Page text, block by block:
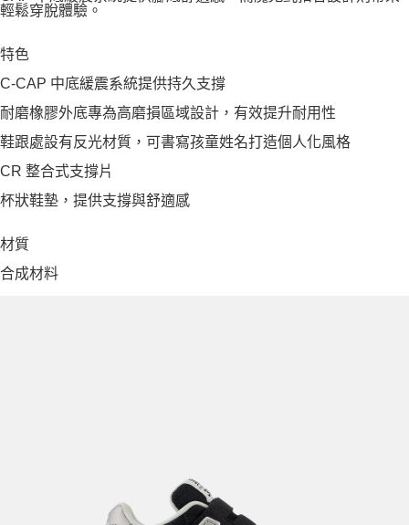
輕鬆穿脫體驗。
特色
C-CAP 中底緩震系統提供持久支撐
耐磨橡膠外底專為高磨損區域設計，有效提升耐用性
鞋跟處設有反光材質，可書寫孩童姓名打造個人化風格
CR 整合式支撐片
杯狀鞋墊，提供支撐與舒適感
材質
合成材料